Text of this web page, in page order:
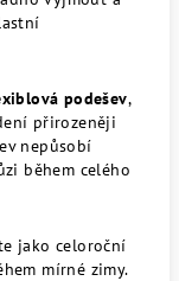
podešev,
přirozeněji
nepůsobí
během celého
jako celoroční
mírné zimy.